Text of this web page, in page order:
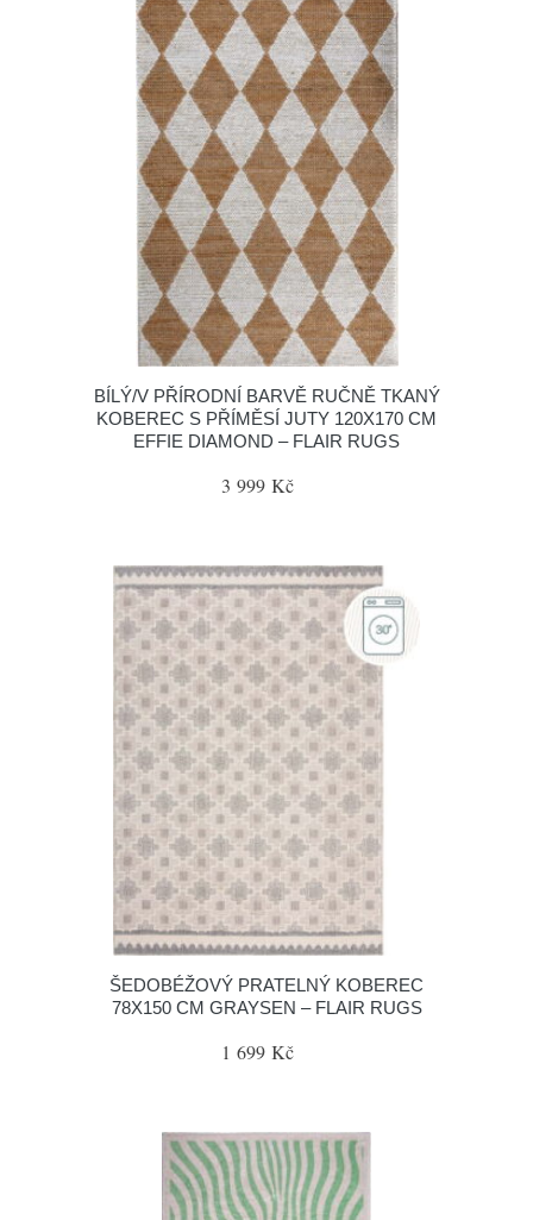
BÍLÝ/V PŘÍRODNÍ BARVĚ RUČNĚ TKANÝ
KOBEREC S PŘÍMĚSÍ JUTY 120X170 CM
EFFIE DIAMOND – FLAIR RUGS
3 999 Kč
ŠEDOBÉŽOVÝ PRATELNÝ KOBEREC
78X150 CM GRAYSEN – FLAIR RUGS
1 699 Kč